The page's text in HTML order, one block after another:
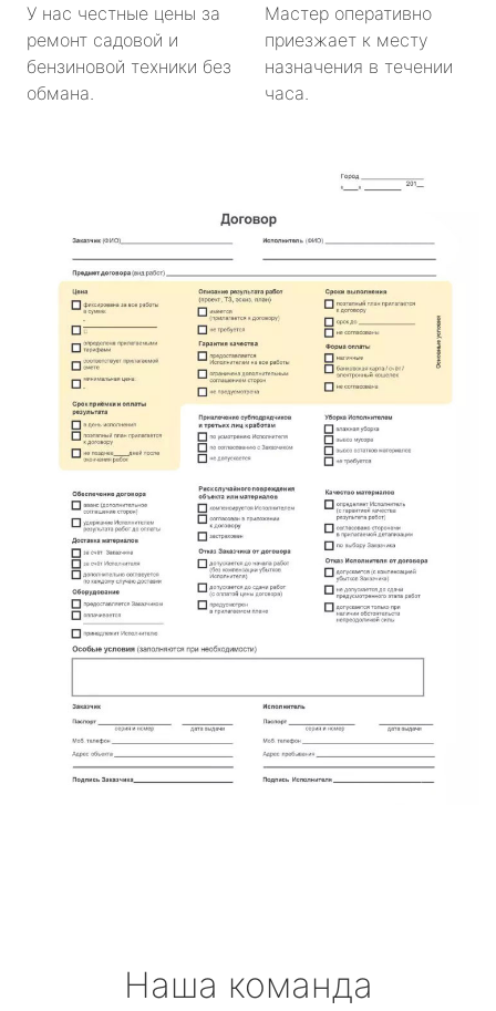
У нас честные цены за
ремонт садовой и
бензиновой техники без
обмана.
Мастер оперативно
приезжает к месту
назначения в течении
часа.
Наша команда